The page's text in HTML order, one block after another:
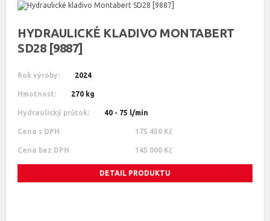
HYDRAULICKÉ KLADIVO MONTABERT
SD28 [9887]
Rok výroby: 2024
Hmotnost: 270 kg
Hydraulický průtok: 40 - 75 l/min
Cena s DPH 175 450 Kč
Cena bez DPH 145 000 Kč
DETAIL PRODUKTU